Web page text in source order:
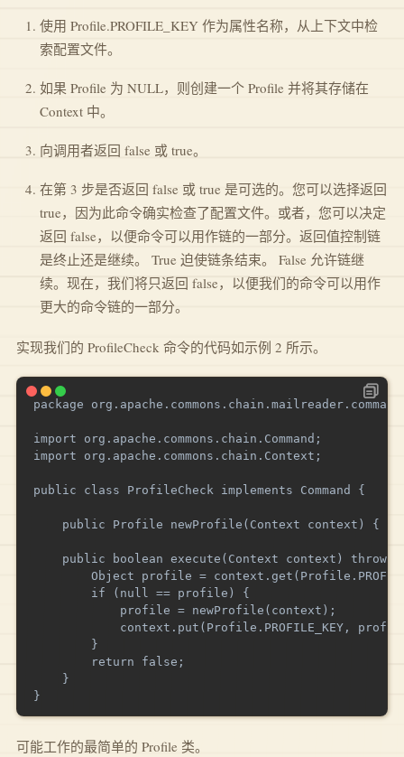
使用 Profile.PROFILE_KEY 作为属性名称，从上下文中检
索配置文件。
如果 Profile 为 NULL，则创建一个 Profile 并将其存储在
Context 中。
向调用者返回 false 或 true。
在第 3 步是否返回 false 或 true 是可选的。您可以选择返回
true，因为此命令确实检查了配置文件。或者，您可以决定
返回 false，以便命令可以用作链的一部分。返回值控制链
是终止还是继续。 True 迫使链条结束。 False 允许链继
续。现在，我们将只返回 false，以便我们的命令可以用作
更大的命令链的一部分。
实现我们的 ProfileCheck 命令的代码如示例 2 所示。
package
import org.apache.commons.chain.Command;
import org.apache.commons.chain.Context;
public class ProfileCheck implements Command {
public Profile newProfile(Context context) {
public boolean execute(Context context) throws
Object profile =
        if (null == profile) {
            profile = newProfile(context);
context.put(Profile.PROFILE_KEY,
        }
        return false;
    }
可能工作的最简单的 Profile 类。